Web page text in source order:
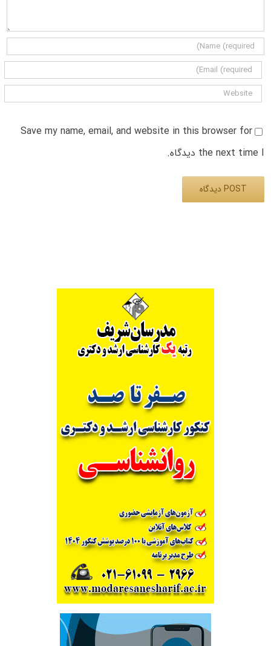
Save my name, email, and website in this browser for
the next time I دیدگاه.